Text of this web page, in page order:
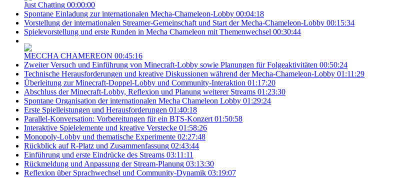
Just Chatting 00:00:00
Spontane Einladung zur internationalen Mecha-Chameleon-Lobby 00:04:18
Vorstellung der internationalen Streamer-Gemeinschaft und Start der Mecha-Chameleon-Lobby 00:15:34
Spielevorstellung und erste Runden in Mecha Chameleon mit Themenwechsel 00:30:44
MECCHA CHAMEREON 00:45:16
Zweiter Versuch und Einführung von Minecraft-Lobby sowie Planungen für Folgeaktivitäten 00:50:24
Technische Herausforderungen und kreative Diskussionen während der Mecha-Chameleon-Lobby 01:11:29
Überleitung zur Minecraft-Doppel-Lobby und Community-Interaktion 01:17:20
Abschluss der Minecraft-Lobby, Reflexion und Planung weiterer Streams 01:23:30
Spontane Organisation der internationalen Mecha Chameleon Lobby 01:29:24
Erste Spielleistungen und Herausforderungen 01:40:18
Parallel-Konversation: Vorbereitungen für ein BTS-Konzert 01:50:58
Interaktive Spielelemente und kreative Verstecke 01:58:26
Monopoly-Lobby und thematische Experimente 02:27:48
Rückblick auf R-Platz und Zusammenfassung 02:43:44
Einführung und erste Eindrücke des Streams 03:11:11
Rückmeldung und Anpassung der Stream-Planung 03:13:30
Reflexion über Sprachwechsel und Community-Dynamik 03:19:07